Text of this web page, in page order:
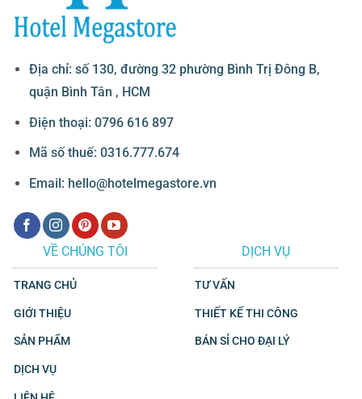
Địa chỉ: số 130, đường 32 phường Bình Trị Đông B,
quận Bình Tân , HCM
Điện thoại: 0796 616 897
Mã số thuế: 0316.777.674
Email: hello@hotelmegastore.vn
VỀ CHÚNG TÔI
TRANG CHỦ
GIỚI THIỆU
SẢN PHẨM
DỊCH VỤ
DỊCH VỤ
TƯ VẤN
THIẾT KẾ THI CÔNG
BÁN SỈ CHO ĐẠI LÝ